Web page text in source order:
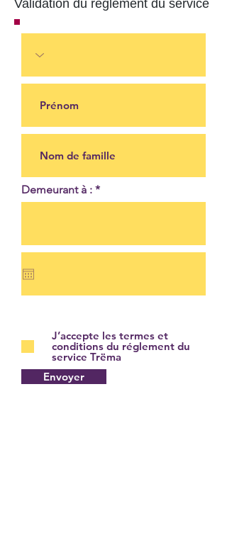
Validation du règlement du service
Demeurant à :
J’accepte les termes et
conditions du réglement du
service Trëma
Envoyer